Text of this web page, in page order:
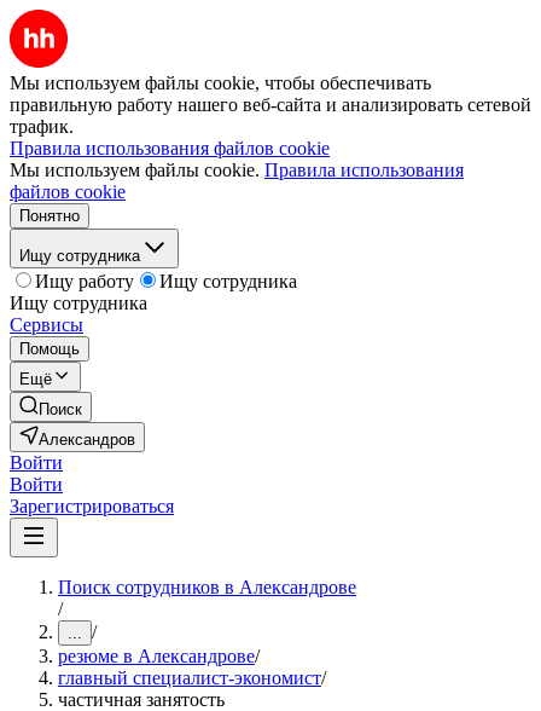
Мы используем файлы cookie, чтобы обеспечивать
правильную работу нашего веб-сайта и анализировать сетевой
трафик.
Правила использования файлов cookie
Мы используем файлы cookie. Правила использования
файлов cookie
Понятно
Ищу сотрудника
Ищу работу
Ищу сотрудника
Ищу сотрудника
Сервисы
Помощь
Ещё
Поиск
Александров
Войти
Войти
Зарегистрироваться
Поиск сотрудников в Александрове
/
... /
резюме в Александрове/
главный специалист-экономист/
частичная занятость